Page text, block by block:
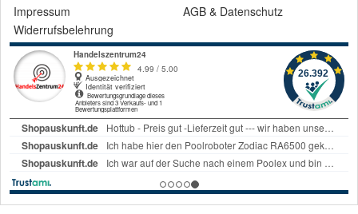
Impressum
AGB & Datenschutz
Widerrufsbelehrung